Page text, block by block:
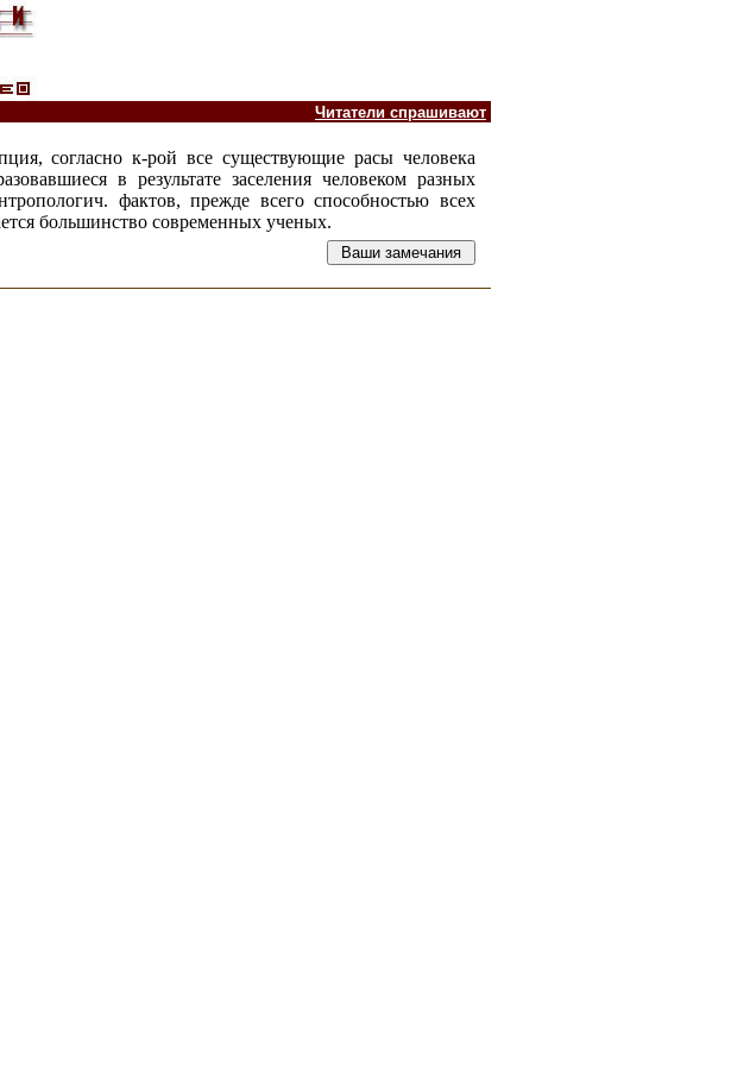
Читатели спрашивают
согласно к-рой все существующие расы человека
в результате заселения человеком разных
фактов, прежде всего способностью всех
большинство современных ученых.